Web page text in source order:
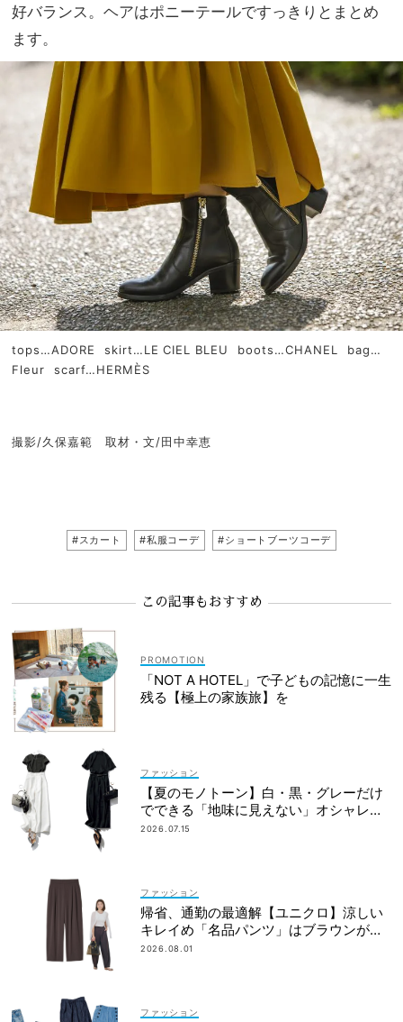
好バランス。ヘアはポニーテールですっきりとまとめ
ます。
tops…ADORE skirt…LE CIEL BLEU boots…CHANEL bag…
Fleur scarf…HERMÈS
撮影/久保嘉範 取材・文/田中幸恵
#スカート #私服コーデ #ショートブーツコーデ
この記事もおすすめ
「NOT A HOTEL」で子どもの記憶に一生
残る【極上の家族旅】を
ファッション
【夏のモノトーン】白・黒・グレーだけ
でできる「地味に見えない」オシャレ４
選
2026.07.15
ファッション
帰省、通勤の最適解【ユニクロ】涼しい
キレイめ「名品パンツ」はブラウンが使
える！
2026.08.01
ファッション